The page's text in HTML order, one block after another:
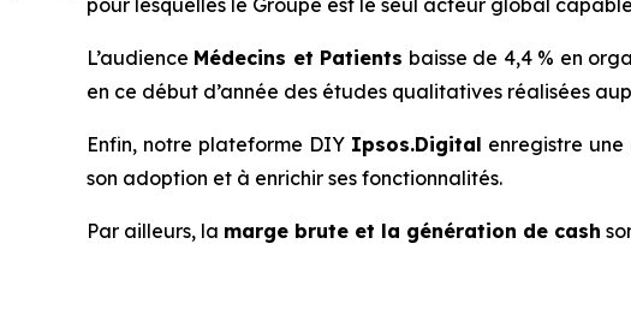
pour lesquelles le Groupe est le seul acteur global
L’audience Médecins et Patients baisse de 4,4 % en
en ce début d’année des études qualitatives réalisées
Enfin, notre plateforme DIY Ipsos.Digital enregistre
son adoption et à enrichir ses fonctionnalités.
Par ailleurs, la marge brute et la génération de cash